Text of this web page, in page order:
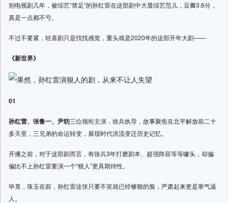
别电视剧几年，被综艺“禁足”的孙红雷在这部剧中大显综艺范儿，豆瓣3.6分，
真是一点都不亏。
不过不要紧，轻喜剧只是找找感觉，重头戏是2020年的这部开年大剧——
《新世界》
01
孙红雷、张鲁一、尹昉三位领衔主演，徐兵执导，故事聚焦在北平解放前二十
多天里，三兄弟的命运转变，展现时代洪流变迁历史记忆。
开播之前，对于这部剧而言，有徐兵3年打磨剧本、超强阵容等等噱头，却偏
偏比不上孙红雷要演一个“狠人”更具期待性。
毕竟，珠玉在前，孙红雷这张只要不笑就已经够狠的脸，严肃起来更是寒气逼
人。